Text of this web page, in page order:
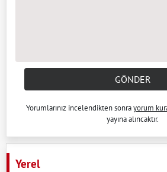
GÖNDER
Yorumlarınız incelendikten sonrayorum
yayına alıncaktır.
Yerel